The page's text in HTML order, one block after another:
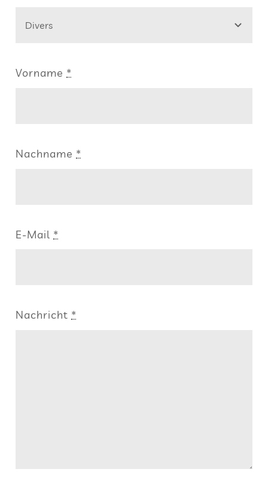
Vor­name *
Nach­name *
E‑Mail *
Nach­richt *